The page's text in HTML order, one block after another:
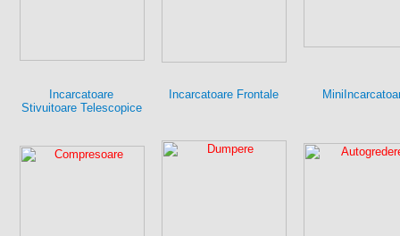
Incarcatoare
Stivuitoare Telescopice
Incarcatoare Frontale